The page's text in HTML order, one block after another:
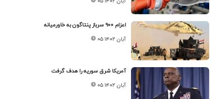
اعزام ۹۰۰ سرباز پنتاگون به خاورمیانه
۰۵ آبان ۱۴۰۲
آمریکا شرق سوریه را هدف گرفت
۰۵ آبان ۱۴۰۲